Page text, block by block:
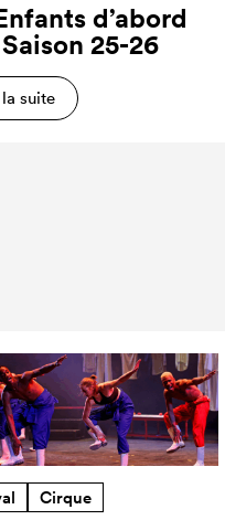
d’abord
25-26
suite
Cirque